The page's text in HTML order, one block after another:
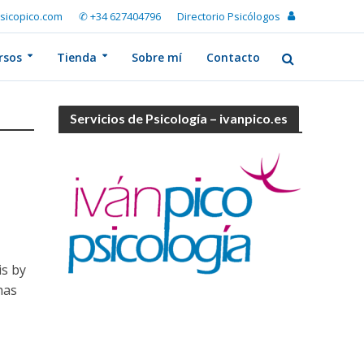
✆ +34 627404796 Directorio Psicólogos
Tienda Sobre mí Contacto
by
Servicios de Psicología – ivanpico.es